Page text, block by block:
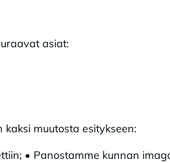
asiat:
muutosta esitykseen:
• Panostamme kunnan